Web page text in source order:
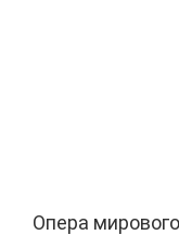
Опера